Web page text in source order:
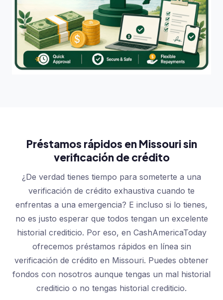
Préstamos rápidos en Missouri sin
verificación de crédito
¿De verdad tienes tiempo para someterte a una
verificación de crédito exhaustiva cuando te
enfrentas a una emergencia? E incluso si lo tienes,
no es justo esperar que todos tengan un excelente
historial crediticio. Por eso, en CashAmericaToday
ofrecemos préstamos rápidos en línea sin
verificación de crédito en Missouri. Puedes obtener
fondos con nosotros aunque tengas un mal historial
crediticio o no tengas historial crediticio.